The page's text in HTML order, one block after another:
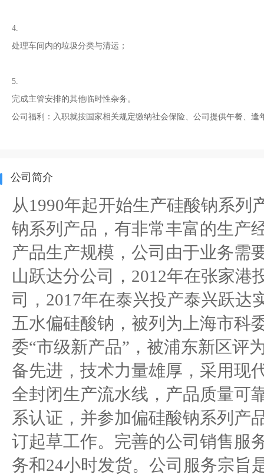
4.
处理车间内的垃圾分类与清运；
5.
完成主管安排的其他临时性杂务。
公司福利：入职就按国家相关规定缴纳社会保险、公司提供午餐、逢
公司简介
从1990年起开始生产硅酸钠系列
钠系列产品，有非常丰富的生产
产品生产规模，公司由于业务需
山跃达分公司，2012年在张家港
司，2017年在泰兴投产泰兴跃达
五水偏硅酸钠，被列为上海市科
委“市级新产品”，被浦东新区评
备先进，技术力量雄厚，采用现
全封闭生产流水线，产品质量可
系认证，并参加偏硅酸钠系列产
订起草工作。完善的公司销售服
务和24小时发货。公司服务宗旨